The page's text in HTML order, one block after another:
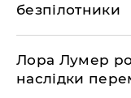
безпілотники
Лора Лумер
наслідки